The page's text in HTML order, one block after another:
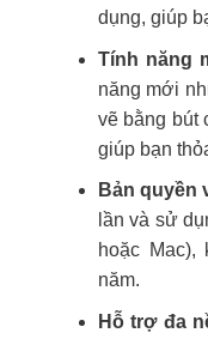
dụng, giúp
Tính năng
năng mới
vẽ bằng bút
giúp bạn
Bản quyền
lần và sử
hoặc Mac),
năm.
Hỗ trợ đa